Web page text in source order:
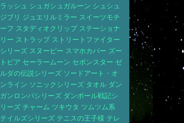
ラッシュ シュガシュガルーン シュシュ
ジブリ ジュエリルミラー スイーツモチ
ーフ スタディオクリップ ステーショナ
リー ストラップ ストリートファイター
シリーズ スヌーピー スマホカバー ズー
トピア セーラームーン セボンスター ゼ
ルダの伝説シリーズ ソードアート・オ
ンライン ソニックシリーズ タオル ダン
ガンロンパシリーズ ダンボール戦記シ
リーズ チャーム ツキウタ ツムツム系
テイルズシリーズ テニスの王子様 テレ